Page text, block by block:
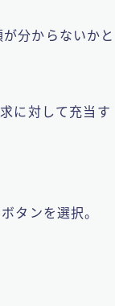
分からないかと
に対して充当す
タンを選択。